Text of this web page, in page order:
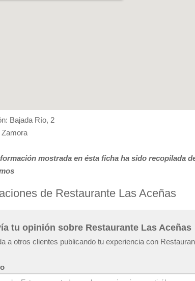
Bajada Río, 2
Zamora
mostrada en ésta ficha ha sido recopilada
de Restaurante Las Aceñas
tu opinión sobre Restaurante Las Aceñas
a otros clientes publicando tu experiencia con